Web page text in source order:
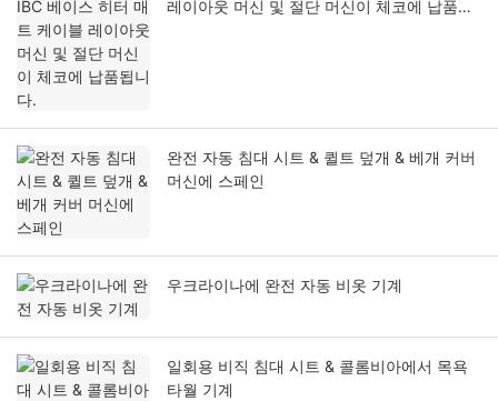
레이아웃 머신 및 절단 머신이 체코에 납품됩
완전 자동 침대 시트 & 퀼트 덮개 & 베개 커버
머신에 스페인
우크라이나에 완전 자동 비옷 기계
일회용 비직 침대 시트 & 콜롬비아에서 목욕
타월 기계